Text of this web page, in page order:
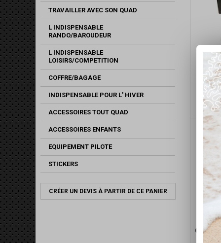
TRAVAILLER AVEC SON QUAD
L INDISPENSABLE
RANDO/BAROUDEUR
L INDISPENSABLE
LOISIRS/COMPETITION
COFFRE/BAGAGE
INDISPENSABLE POUR L' HIVER
ACCESSOIRES TOUT QUAD
ACCESSOIRES ENFANTS
EQUIPEMENT PILOTE
STICKERS
CRÉER UN DEVIS À PARTIR DE CE PANIER
GREEN
A